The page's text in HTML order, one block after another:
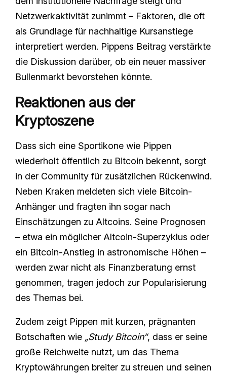
Netzwerkaktivität zunimmt – Faktoren, die oft
als Grundlage für nachhaltige Kursanstiege
interpretiert werden. Pippens Beitrag verstärkte
die Diskussion darüber, ob ein neuer massiver
Bullenmarkt bevorstehen könnte.
Reaktionen aus der
Kryptoszene
Dass sich eine Sportikone wie Pippen
wiederholt öffentlich zu Bitcoin bekennt, sorgt
in der Community für zusätzlichen Rückenwind.
Neben Kraken meldeten sich viele Bitcoin-
Anhänger und fragten ihn sogar nach
Einschätzungen zu Altcoins. Seine Prognosen
– etwa ein möglicher Altcoin‑Superzyklus oder
ein Bitcoin‑Anstieg in astronomische Höhen –
werden zwar nicht als Finanzberatung ernst
genommen, tragen jedoch zur Popularisierung
des Themas bei.
Zudem zeigt Pippen mit kurzen, prägnanten
Botschaften wie „Study Bitcoin“, dass er seine
große Reichweite nutzt, um das Thema
Kryptowährungen breiter zu streuen und seinen